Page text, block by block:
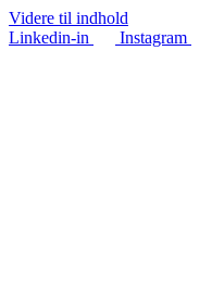
Videre til indhold
Linkedin-in
Instagram